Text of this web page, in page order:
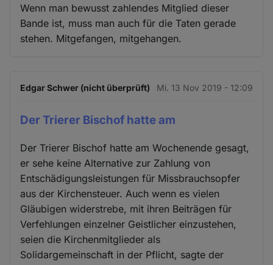
Wenn man bewusst zahlendes Mitglied dieser
Bande ist, muss man auch für die Taten gerade
stehen. Mitgefangen, mitgehangen.
Edgar Schwer (nicht überprüft) Mi. 13 Nov 2019 - 12:09
Der Trierer Bischof hatte am
Der Trierer Bischof hatte am Wochenende gesagt,
er sehe keine Alternative zur Zahlung von
Entschädigungsleistungen für Missbrauchsopfer
aus der Kirchensteuer. Auch wenn es vielen
Gläubigen widerstrebe, mit ihren Beiträgen für
Verfehlungen einzelner Geistlicher einzustehen,
seien die Kirchenmitglieder als
Solidargemeinschaft in der Pflicht, sagte der